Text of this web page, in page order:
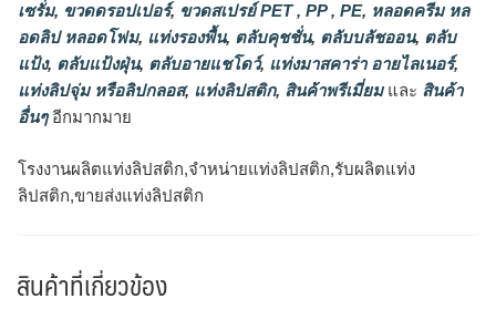
เซรั่ม, ขวดดรอปเปอร์, ขวดสเปรย์ PET , PP , PE, หลอดครีม หล
อดลิป หลอดโฟม, แท่งรองพื้น, ตลับคุชชั่น, ตลับบลัชออน, ตลับ
แป้ง, ตลับแป้งฝุ่น, ตลับอายแชโดว์, แท่งมาสคาร่า อายไลเนอร์,
แท่งลิปจุ่ม หรือลิปกลอส, แท่งลิปสติก, สินค้าพรีเมี่ยมและ สินค้า
อื่นๆอีกมากมาย
โรงงานผลิตแท่งลิปสติก,จำหน่ายแท่งลิปสติก,รับผลิตแท่ง
ลิปสติก,ขายส่งแท่งลิปสติก
สินค้าที่เกี่ยวข้อง